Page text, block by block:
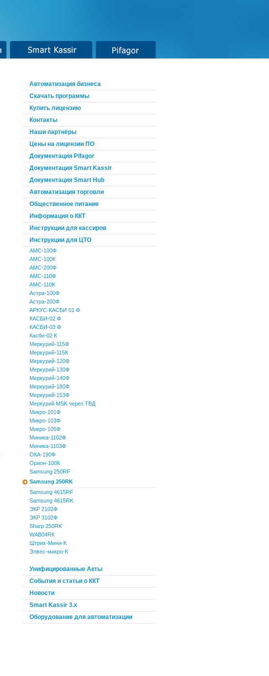
Smart Kassir Pifagor
Автоматизация бизнеса
Скачать программы
Купить лицензию
Контакты
Наши партнёры
Цены на лицензии ПО
Документация Pifagor
Документация Smart Kassir
Документация Smart Hub
Автоматизация торговли
Общественное питание
Информация о ККТ
Инструкции для кассиров
Инструкции для ЦТО
АМС-100Ф
АМС-100К
АМС-200Ф
АМС-110Ф
АМС-110К
Астра-100Ф
Астра-200Ф
АРКУС-КАСБИ 01 Ф
КАСБИ-02 Ф
КАСБИ-03 Ф
Касби-02 К
Меркурий-115Ф
Меркурий-115К
Меркурий-120Ф
Меркурий-130Ф
Меркурий-140Ф
Меркурий-180Ф
Меркурий-153Ф
Меркурий MSK через ТВД
Микро-101Ф
Микро-103Ф
Микро-105Ф
Миника-1102Ф
Миника-1103Ф
ОКА-190Ф
Орион-100К
Samsung 250RF
Samsung 250RK
Samsung 4615RF
Samsung 4615RK
ЭКР 2102Ф
ЭКР 3102Ф
Sharp 250RK
WAB04RК
Штрих-Мини-К
Элвес-микро-К
Унифицированные Акты
События и статьи о ККТ
Новости
Smart Kassir 3.x
Оборудование для автоматизации